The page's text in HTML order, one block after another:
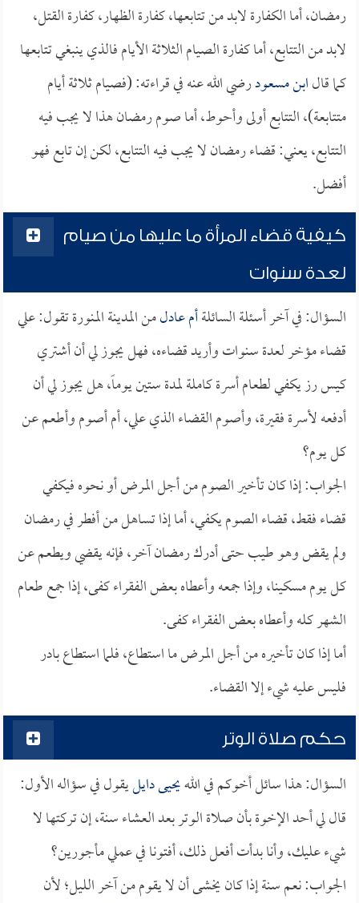
رمضان، أما الكفارة لابد من تتابعها، كفارة الظهار، كفارة القتل،
لابد من التتابع، أما كفارة الصيام الثلاثة الأيام فالذي ينبغي تتابعها
كما قالابن مسعودرضي الله عنه في قراءته: (فصيام ثلاثة أيام
متتابعة)، التتابع أولى وأحوط، أما صوم رمضان هذا لا يجب فيه
التتابع، يعني: قضاء رمضان لا يجب فيه التتابع، لكن إن تابع فهو
أفضل.
كيفية قضاء المرأة ما عليها من صيام
لعدة سنوات
السؤال: في آخر أسئلة السائلةأم عادلمن المدينة المنورة تقول: علي
قضاء مؤخر لعدة سنوات وأريد قضاءه، فهل يجوز لي أن أشتري
كيس رز يكفي لطعام أسرة كاملة لمدة ستين يوماً، هل يجوز لي أن
أدفعه لأسرة فقيرة، وأصوم القضاء الذي علي، أم أصوم وأطعم عن
كل يوم؟
الجواب: إذا كان تأخير الصوم من أجل المرض أو نحوه فيكفي
قضاء فقط، قضاء الصوم يكفي، أما إذا تساهل من أفطر في رمضان
ولم يقض وهو طيب حتى أدرك رمضان آخر، فإنه يقضي ويطعم عن
كل يوم مسكينا، وإذا جمعه وأعطاه بعض الفقراء كفى، إذا جمع طعام
الشهر كله وأعطاه بعض الفقراء كفى.
أما إذا كان تأخيره من أجل المرض ما استطاع، فلما استطاع بادر
فليس عليه شيء إلا القضاء.
حكم صلاة الوتر
السؤال: هذا سائل أخوكم في اللهيحيى دايليقول في سؤاله الأول:
قال لي أحد الإخوة بأن صلاة الوتر بعد العشاء سنة، إن تركتها لا
شيء عليك، وأنا بدأت أفعل ذلك، أفتونا في عملي مأجورين؟
الجواب: نعم سنة إذا كان يخشى أن لا يقوم من آخر الليل؛ لأن